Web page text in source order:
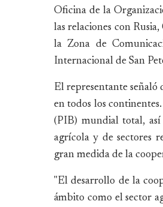
Oficina de la
las relaciones con
la Zona de
Internacional de San
El representante señaló
en todos los
(PIB) mundial total,
agrícola y de sectores
gran medida de la
"El desarrollo de la
ámbito como el sector